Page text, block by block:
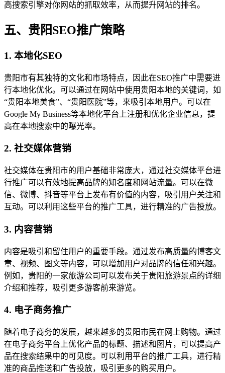
高搜索引擎对你网站的抓取效率，从而提升网站的排名。
五、贵阳SEO推广策略
1. 本地化SEO
贵阳市有其独特的文化和市场特点，因此在SEO推广中需要进
行本地化优化。可以通过在网站中使用贵阳本地的关键词，如
“贵阳本地美食”、“贵阳医院”等，来吸引本地用户。可以在
Google My Business等本地化平台上注册和优化企业信息，提
高在本地搜索中的曝光率。
2. 社交媒体营销
社交媒体在贵阳市的用户基础非常庞大，通过社交媒体平台进
行推广可以有效地提高品牌的知名度和网站流量。可以在微
信、微博、抖音等平台上发布有价值的内容，吸引用户关注和
互动。可以利用这些平台的推广工具，进行精准的广告投放。
3. 内容营销
内容是吸引和留住用户的重要手段。通过发布高质量的博客文
章、视频、图文等内容，可以增加用户对品牌的信任和兴趣。
例如，贵阳的一家旅游公司可以发布关于贵阳旅游景点的详细
介绍和推荐，吸引更多游客前来游览。
4. 电子商务推广
随着电子商务的发展，越来越多的贵阳市民在网上购物。通过
在电子商务平台上优化产品的标题、描述和图片，可以提高产
品在搜索结果中的可见度。可以利用平台的推广工具，进行精
准的商品推送和广告投放，吸引更多的购买用户。